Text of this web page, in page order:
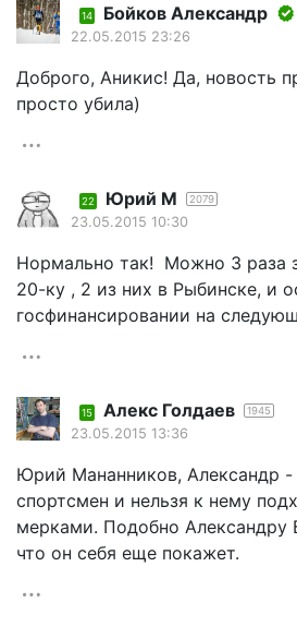
14 Бойков Александр
22.05.2015 23:26
Доброго, Аникис! Да, новость
просто убила)
22 Юрий М 2079
23.05.2015 10:30
Нормально так! Можно 3 раза
20-ку , 2 из них в Рыбинске, и
госфинансировании на
15 Алекс Голдаев 1945
23.05.2015 13:36
Юрий Мананников, Александр
спортсмен и нельзя к нему
мерками. Подобно Александру
что он себя еще покажет.